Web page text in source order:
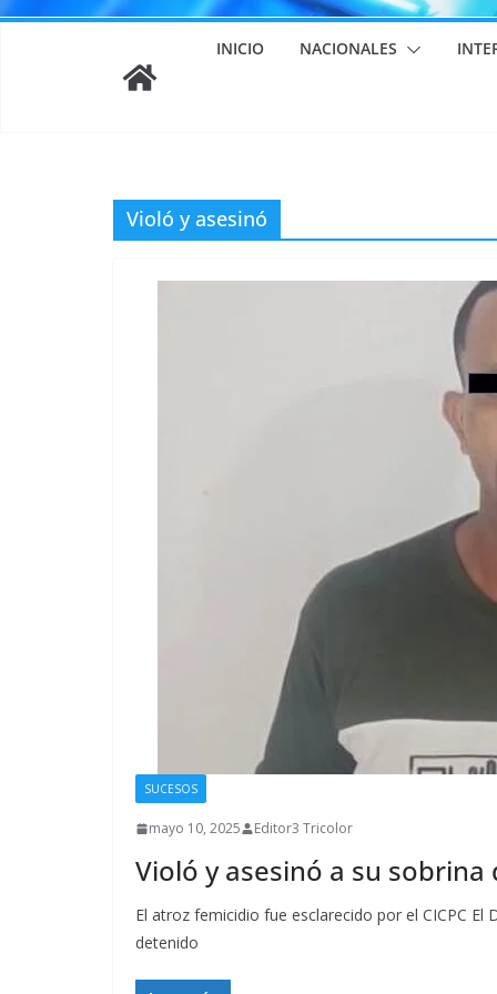
INICIO NACIONALES
Violó y asesinó
SUCESOS
mayo 10, 2025 Editor3 Tricolor
Violó y asesinó a su
El atroz femicidio fue esclarecido por el CICPC El
detenido